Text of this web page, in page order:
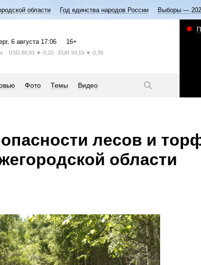
области Год единства народов России Выборы —
, 6 августа 17:06 16+
USD 80,93 ▼-0,20 EUR 93,19 ▼-0,39
Фото Темы Видео
лесов и
области